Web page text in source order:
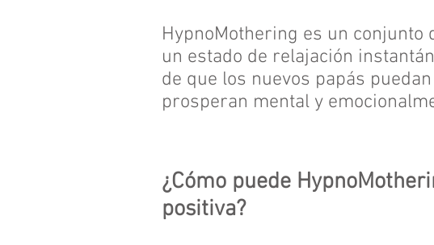
HypnoMothering es un
un estado de relajación
de que los nuevos papás
prosperan mental y
¿Cómo puede
positiva?